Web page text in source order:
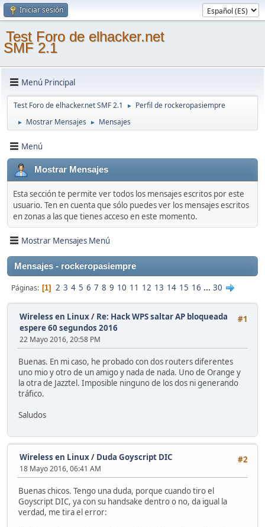
Iniciar sesión
Test Foro de elhacker.net
SMF 2.1
Menú Principal
Test Foro de elhacker.net SMF 2.1 ► Perfil de rockeropasiempre
► Mostrar Mensajes ► Mensajes
Menú
Mostrar Mensajes
Esta sección te permite ver todos los mensajes escritos por este
usuario. Ten en cuenta que sólo puedes ver los mensajes escritos
en zonas a las que tienes acceso en este momento.
Mostrar Mensajes Menú
Mensajes - rockeropasiempre
Páginas 1 2 3 4 5 6 7 8 9 10 11 12 13 14 15 16 ... 30
#1
Wireless en Linux/ Re: Hack WPS saltar AP bloqueada
espere 60 segundos 2016
22 Mayo 2016, 20:58 PM
Buenas. En mi caso, he probado con dos routers diferentes
uno mio y otro de un amigo y nada de nada. Uno de Orange y
la otra de Jazztel. Imposible ninguno de los dos ni generando
tráfico.
Saludos
#2
Wireless en Linux/ Duda Goyscript DIC
18 Mayo 2016, 06:41 AM
Buenas chicos. Tengo una duda, porque cuando tiro el
Goyscript DIC, ya con su handsake dentro o no, da igual la
verdad, me tira el error: